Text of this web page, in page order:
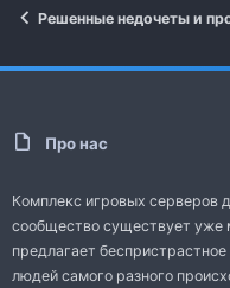
Решенные недочеты и
Про нас
Комплекс игровых серверов
сообщество существует уже
предлагает
людей самого разного